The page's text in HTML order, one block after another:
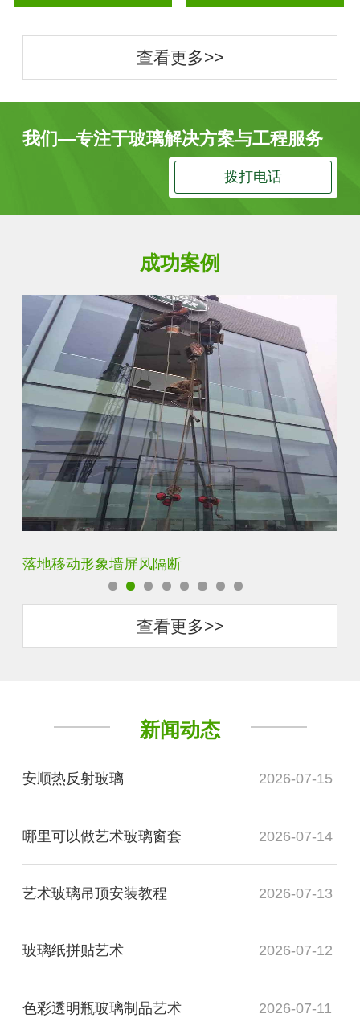
查看更多>>
我们—专注于玻璃解决方案与工程服务
拨打电话
成功案例
云雾超白玻隔断墙
查看更多>>
新闻动态
安顺热反射玻璃 2026-07-15
哪里可以做艺术玻璃窗套 2026-07-14
艺术玻璃吊顶安装教程 2026-07-13
玻璃纸拼贴艺术 2026-07-12
色彩透明瓶玻璃制品艺术 2026-07-11